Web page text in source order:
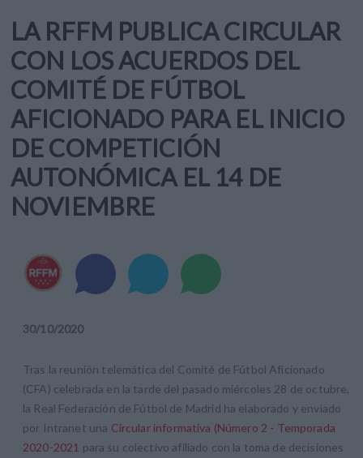
LA RFFM PUBLICA CIRCULAR
CON LOS ACUERDOS DEL
COMITÉ DE FÚTBOL
AFICIONADO PARA EL INICIO
DE COMPETICIÓN
AUTONÓMICA EL 14 DE
NOVIEMBRE
30/10/2020
Tras la reunión telemática del Comité de Fútbol Aficionado
(CFA) celebrada en la tarde del pasado miércoles 28 de octubre,
la Real Federación de Fútbol de Madrid ha elaborado y enviado
por Intranet una Circular informativa (Número 2 - Temporada
2020-2021 para su colectivo afiliado con la toma de decisiones